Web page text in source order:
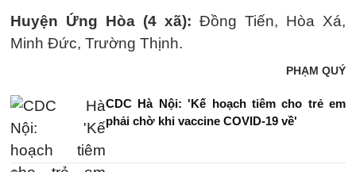
Huyện Ứng Hòa (4 xã): Đồng Tiến, Hòa Xá,
Minh Đức, Trường Thịnh.
PHẠM QUÝ
CDC Hà Nội: 'Kế hoạch tiêm cho trẻ em
phải chờ khi vaccine COVID-19 về'